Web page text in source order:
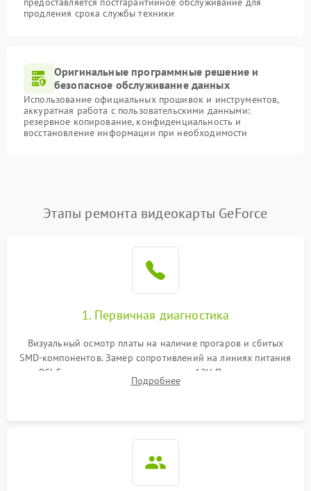
продления срока службы техники
Оригинальные программные решение и
безопасное обслуживание данных
Использование официальных прошивок и инструментов,
аккуратная работа с пользовательскими данными:
резервное копирование, конфиденциальность и
восстановление информации при необходимости
Этапы ремонта видеокарты GeForce
1. Первичная диагностика
Визуальный осмотр платы на наличие прогаров и сбитых
SMD-компонентов. Замер сопротивлений на линиях питания
PCI-E и дополнительных разъемах 12V. Проверка на
короткое замыкание основных дросселей питания GPU и
Подробнее